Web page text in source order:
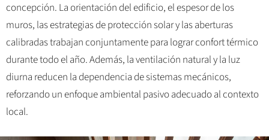
concepción. La orientación del edificio, el espesor de los
muros, las estrategias de protección solar y las aberturas
calibradas trabajan conjuntamente para lograr confort térmico
durante todo el año. Además, la ventilación natural y la luz
diurna reducen la dependencia de sistemas mecánicos,
reforzando un enfoque ambiental pasivo adecuado al contexto
local.